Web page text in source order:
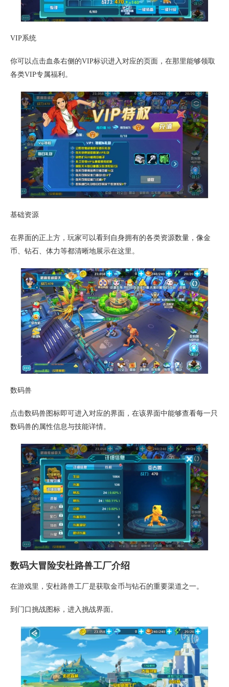
VIP系统
你可以点击血条右侧的VIP标识进入对应的页面，在那里能够领取
各类VIP专属福利。
基础资源
在界面的正上方，玩家可以看到自身拥有的各类资源数量，像金
币、钻石、体力等都清晰地展示在这里。
数码兽
点击数码兽图标即可进入对应的界面，在该界面中能够查看每一只
数码兽的属性信息与技能详情。
数码大冒险安杜路兽工厂介绍
在游戏里，安杜路兽工厂是获取金币与钻石的重要渠道之一。
到门口挑战图标，进入挑战界面。